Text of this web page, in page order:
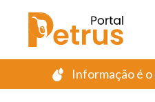
Informação é